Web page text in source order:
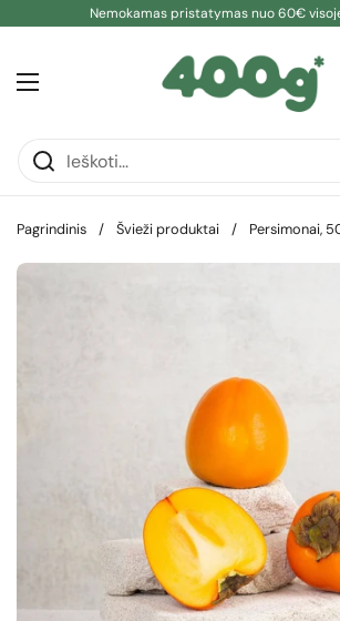
Pereiti prie turinioNemokamas pristatymas nuo 60€
Atidaryti meniu
Pagrindinis / Švieži produktai / Persimonai,